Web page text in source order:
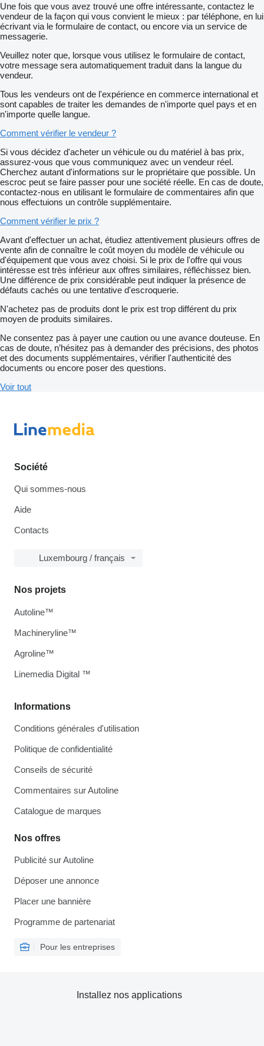
Une fois que vous avez trouvé une offre intéressante, contactez le
vendeur de la façon qui vous convient le mieux : par téléphone, en lui
écrivant via le formulaire de contact, ou encore via un service de
messagerie.
Veuillez noter que, lorsque vous utilisez le formulaire de contact,
votre message sera automatiquement traduit dans la langue du
vendeur.
Tous les vendeurs ont de l'expérience en commerce international et
sont capables de traiter les demandes de n'importe quel pays et en
n'importe quelle langue.
Comment vérifier le vendeur ?
Si vous décidez d'acheter un véhicule ou du matériel à bas prix,
assurez-vous que vous communiquez avec un vendeur réel.
Cherchez autant d'informations sur le propriétaire que possible. Un
escroc peut se faire passer pour une société réelle. En cas de doute,
contactez-nous en utilisant le formulaire de commentaires afin que
nous effectuions un contrôle supplémentaire.
Comment vérifier le prix ?
Avant d'effectuer un achat, étudiez attentivement plusieurs offres de
vente afin de connaître le coût moyen du modèle de véhicule ou
d'équipement que vous avez choisi. Si le prix de l'offre qui vous
intéresse est très inférieur aux offres similaires, réfléchissez bien.
Une différence de prix considérable peut indiquer la présence de
défauts cachés ou une tentative d'escroquerie.
N'achetez pas de produits dont le prix est trop différent du prix
moyen de produits similaires.
Ne consentez pas à payer une caution ou une avance douteuse. En
cas de doute, n’hésitez pas à demander des précisions, des photos
et des documents supplémentaires, vérifier l'authenticité des
documents ou encore poser des questions.
Voir tout
Société
Qui sommes-nous
Aide
Contacts
Luxembourg / français
Informations
Conditions générales d'utilisation
Politique de confidentialité
Conseils de sécurité
Commentaires sur Autoline
Catalogue de marques
Nos offres
Publicité sur Autoline
Déposer une annonce
Placer une bannière
Programme de partenariat
Pour les entreprises
Nos projets
Autoline™
Machineryline™
Agroline™
Linemedia Digital ™
Installez nos applications